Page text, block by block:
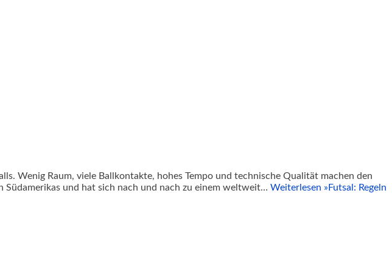
Wenig Raum, viele Ballkontakte, hohes Tempo und technische Qualität machen den
Südamerikas und hat sich nach und nach zu einem weltweit… Weiterlesen » Futsal: Regeln